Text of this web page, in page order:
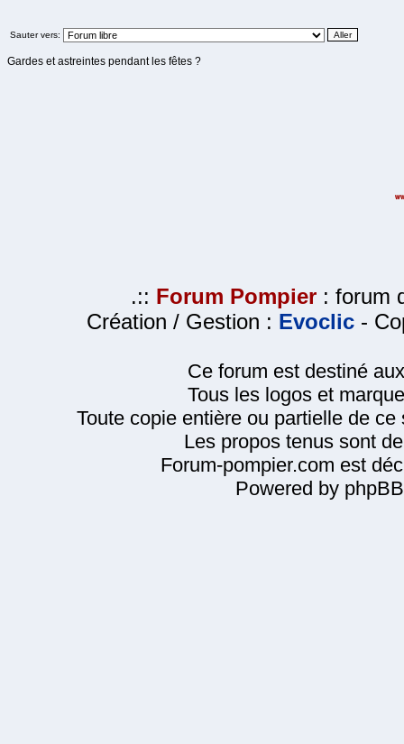
Sauter vers:
Gardes et astreintes pendant les fêtes ?
.:: Forum Pompier : forum
Création / Gestion : Evoclic -
Ce forum est destiné
Tous les logos et
Toute copie entière ou partielle de
Les propos tenus sont
Forum-pompier.com est
Powered by